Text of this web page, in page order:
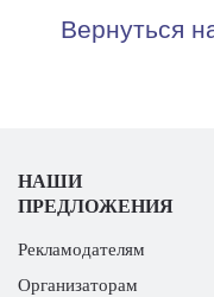
Вернуться
НАШИ
ПРЕДЛОЖЕНИЯ
Рекламодателям
Организаторам